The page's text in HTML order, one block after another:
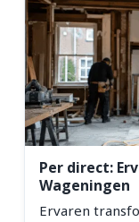
Per direct:
Wageningen
Ervaren